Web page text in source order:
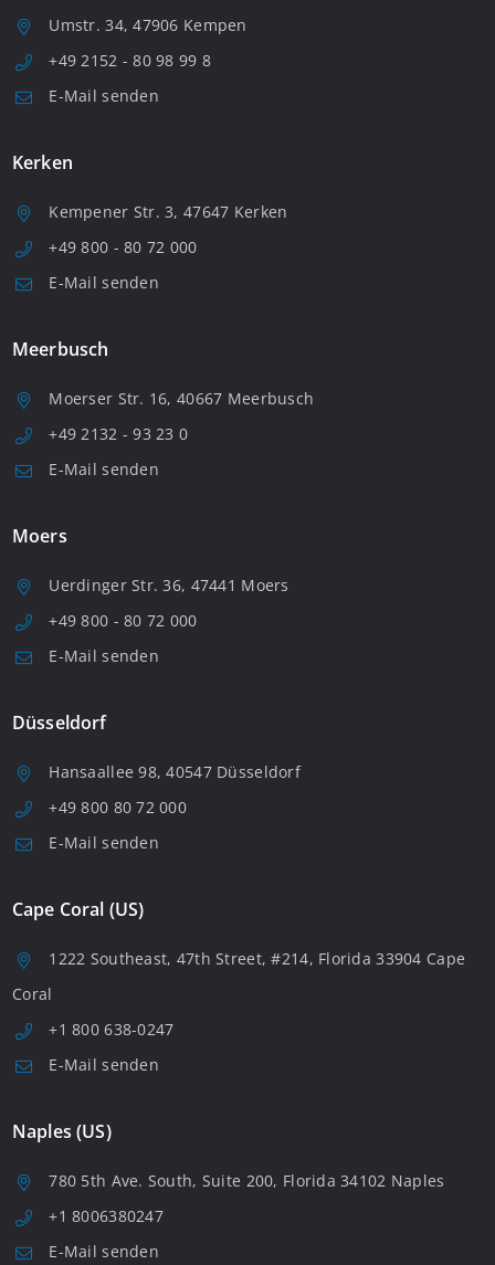
Umstr. 34, 47906 Kempen
+49 2152 - 80 98 99 8
E-Mail senden
Kerken
Kempener Str. 3, 47647 Kerken
+49 800 - 80 72 000
E-Mail senden
Meerbusch
Moerser Str. 16, 40667 Meerbusch
+49 2132 - 93 23 0
E-Mail senden
Moers
Uerdinger Str. 36, 47441 Moers
+49 800 - 80 72 000
E-Mail senden
Düsseldorf
Hansaallee 98, 40547 Düsseldorf
+49 800 80 72 000
E-Mail senden
Cape Coral (US)
1222 Southeast, 47th Street, #214, Florida 33904 Cape
Coral
+1 800 638-0247
E-Mail senden
Naples (US)
780 5th Ave. South, Suite 200, Florida 34102 Naples
+1 8006380247
E-Mail senden